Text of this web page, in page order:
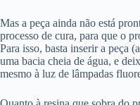
Mas a peça ainda não está
processo de cura, para que o
Para isso, basta inserir a peça
uma bacia cheia de água, e
mesmo à luz de lâmpadas